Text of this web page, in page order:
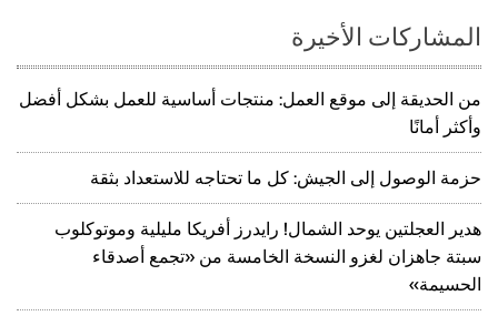
المشاركات الأخيرة
من الحديقة إلى موقع العمل: منتجات أساسية للعمل بشكل أفضل
وأكثر أمانًا
حزمة الوصول إلى الجيش: كل ما تحتاجه للاستعداد بثقة
هدير العجلتين يوحد الشمال! رايدرز أفريكا مليلية وموتوكلوب
سبتة جاهزان لغزو النسخة الخامسة من «تجمع أصدقاء
الحسيمة»